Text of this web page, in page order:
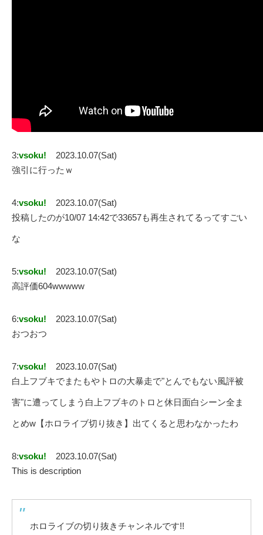
3:vsoku!
2023.10.07(Sat)
強引に行ったｗ
4:vsoku!
2023.10.07(Sat)
投稿したのが10/07 14:42で33657も再生されてるってすごい
な
5:vsoku!
2023.10.07(Sat)
高評価604wwwww
6:vsoku!
2023.10.07(Sat)
おつおつ
7:vsoku!
2023.10.07(Sat)
白上フブキでまたもやトロの大暴走で"とんでもない風評被
害"に遭ってしまう白上フブキのトロと休日面白シーン全ま
とめw【ホロライブ切り抜き】出てくると思わなかったわ
8:vsoku!
2023.10.07(Sat)
This is description
ホロライブの切り抜きチャンネルです!!